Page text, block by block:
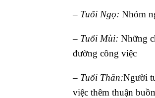
– Tuổi Ngọ: Nhóm
– Tuổi Mùi: Những
đường công việc
– Tuổi Thân:Người
việc thêm thuận